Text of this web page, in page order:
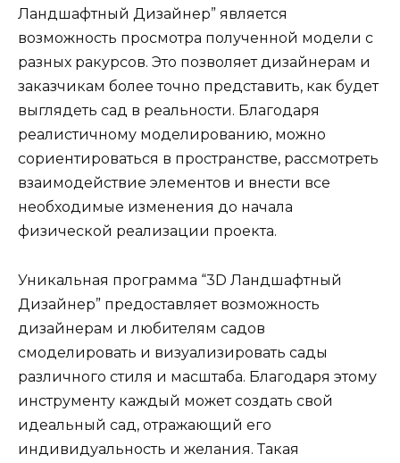
Ландшафтный Дизайнер” является
возможность просмотра полученной модели с
разных ракурсов. Это позволяет дизайнерам и
заказчикам более точно представить, как будет
выглядеть сад в реальности. Благодаря
реалистичному моделированию, можно
сориентироваться в пространстве, рассмотреть
взаимодействие элементов и внести все
необходимые изменения до начала
физической реализации проекта.
Уникальная программа “3D Ландшафтный
Дизайнер” предоставляет возможность
дизайнерам и любителям садов
смоделировать и визуализировать сады
различного стиля и масштаба. Благодаря этому
инструменту каждый может создать свой
идеальный сад, отражающий его
индивидуальность и желания. Такая